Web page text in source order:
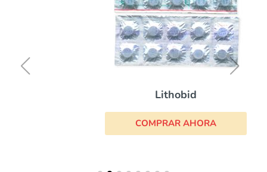
COMPRAR AHORA